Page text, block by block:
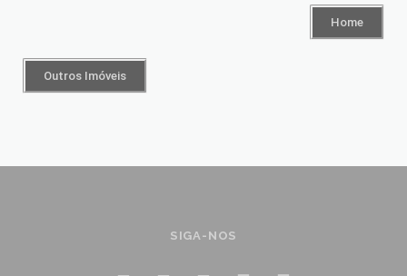
Home
Outros Imóveis
SIGA-NOS